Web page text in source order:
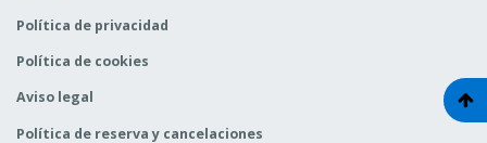
Política de privacidad
Política de cookies
Aviso legal
Política de reserva y cancelaciones